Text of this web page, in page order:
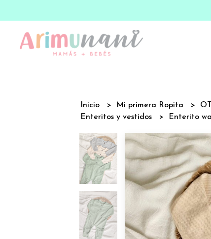
Inicio Mi primera Ropita
Enteritos y vestidos
Enterito